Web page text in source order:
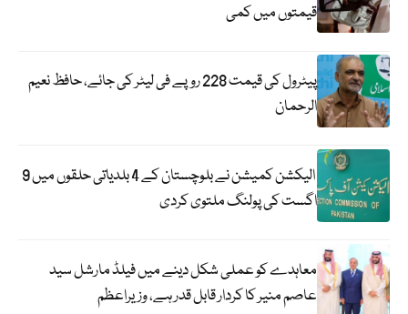
قیمتوں میں کمی
پیٹرول کی قیمت 228 روپے فی لیٹر کی جائے، حافظ نعیم
الرحمان
الیکشن کمیشن نے بلوچستان کے 4 بلدیاتی حلقوں میں 9
اگست کی پولنگ ملتوی کردی
معاہدے کو عملی شکل دینے میں فیلڈ مارشل سید
عاصم منیر کا کردار قابل قدر ہے، وزیراعظم